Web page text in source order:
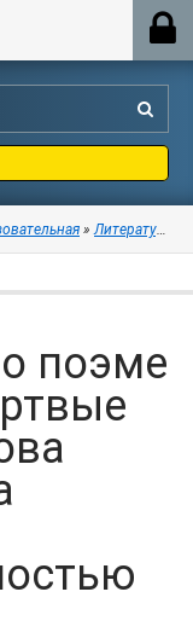
»
поэме